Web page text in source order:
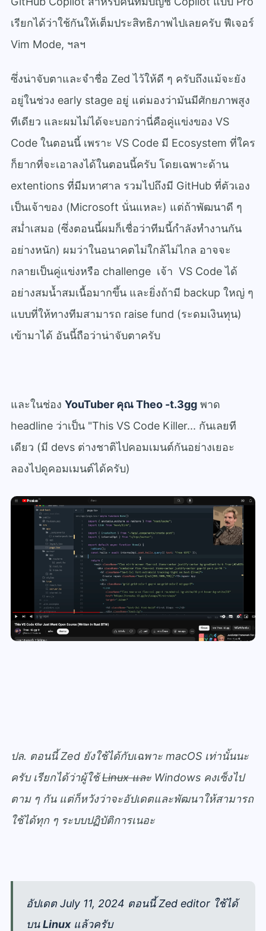
เรียกได้ว่าใช้กันให้เต็มประสิทธิภาพไปเลยครับ ฟีเจอร์
Vim Mode, ฯลฯ
ซึ่งน่าจับตาและจำชื่อ Zed ไว้ให้ดี ๆ ครับถึงแม้จะยัง
อยู่ในช่วง early stage อยู่ แต่มองว่ามันมีศักยภาพสูง
ทีเดียว และผมไม่ได้จะบอกว่านี่คือคู่แข่งของ VS
Code ในตอนนี้ เพราะ VS Code มี Ecosystem ที่ใคร
ก็ยากที่จะเอาลงได้ในตอนนี้ครับ โดยเฉพาะด้าน
extentions ที่มีมหาศาล รวมไปถึงมี GitHub ที่ตัวเอง
เป็นเจ้าของ (Microsoft นั่นแหละ) แต่ถ้าพัฒนาดี ๆ
สม่ำเสมอ (ซึ่งตอนนี้ผมก็เชื่อว่าทีมนี้กำลังทำงานกัน
อย่างหนัก) ผมว่าในอนาคตไม่ใกล้ไม่ไกล อาจจะ
กลายเป็นคู่แข่งหรือ challenge เจ้า VS Code ได้
อย่างสมน้ำสมเนื้อมากขึ้น และยิ่งถ้ามี backup ใหญ่ ๆ
แบบที่ให้ทางทีมสามารถ raise fund (ระดมเงินทุน)
เข้ามาได้ อันนี้ถือว่าน่าจับตาครับ
และในช่อง YouTuber คุณ Theo -t.3gg พาด
headline ว่าเป็น "This VS Code Killer... กันเลยที
เดียว (มี devs ต่างชาติไปคอมเมนต์กันอย่างเยอะ
ลองไปดูคอมเมนต์ได้ครับ)
ปล. ตอนนี้ Zed ยังใช้ได้กับเฉพาะ macOS เท่านั้นนะ
ครับ เรียกได้ว่าผู้ใช้Linux และ Windows คงเซ็งไป
ตาม ๆ กัน แต่ก็หวังว่าจะอัปเดตและพัฒนาให้สามารถ
ใช้ได้ทุก ๆ ระบบปฏิบัติการเนอะ
อัปเดต July 11, 2024 ตอนนี้ Zed editor ใช้ได้
บนLinuxแล้วครับ